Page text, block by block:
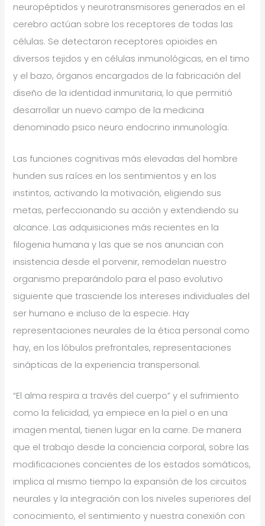
neuropéptidos y neurotransmisores generados en el
cerebro actúan sobre los receptores de todas las
células. Se detectaron receptores opioides en
diversos tejidos y en células inmunológicas, en el timo
y el bazo, órganos encargados de la fabricación del
diseño de la identidad inmunitaria, lo que permitió
desarrollar un nuevo campo de la medicina
denominado psico neuro endocrino inmunología.
Las funciones cognitivas más elevadas del hombre
hunden sus raíces en los sentimientos y en los
instintos, activando la motivación, eligiendo sus
metas, perfeccionando su acción y extendiendo su
alcance. Las adquisiciones más recientes en la
filogenia humana y las que se nos anuncian con
insistencia desde el porvenir, remodelan nuestro
organismo preparándolo para el paso evolutivo
siguiente que trasciende los intereses individuales del
ser humano e incluso de la especie. Hay
representaciones neurales de la ética personal como
hay, en los lóbulos prefrontales, representaciones
sinápticas de la experiencia transpersonal.
“El alma respira a través del cuerpo” y el sufrimiento
como la felicidad, ya empiece en la piel o en una
imagen mental, tienen lugar en la carne. De manera
que el trabajo desde la conciencia corporal, sobre las
modificaciones concientes de los estados somáticos,
implica al mismo tiempo la expansión de los circuitos
neurales y la integración con los niveles superiores del
conocimiento, el sentimiento y nuestra conexión con